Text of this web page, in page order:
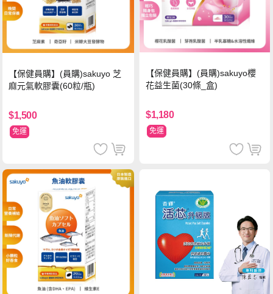
【保健員購】(員購)sakuyo 芝
麻元氣軟膠囊(60粒/瓶)
$1,500
免運
【保健員購】(員購)sakuyo櫻
花益生菌(30條_盒)
$1,180
免運